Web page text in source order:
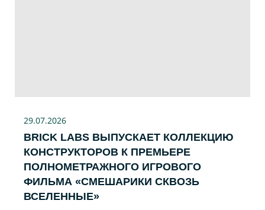
29.07.2026
BRICK LABS ВЫПУСКАЕТ КОЛЛЕКЦИЮ
КОНСТРУКТОРОВ К ПРЕМЬЕРЕ
ПОЛНОМЕТРАЖНОГО ИГРОВОГО
ФИЛЬМА «CМЕШАРИКИ СКВОЗЬ
ВСЕЛЕННЫЕ»